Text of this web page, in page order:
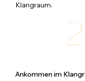
Klangraum.
Ankommen im